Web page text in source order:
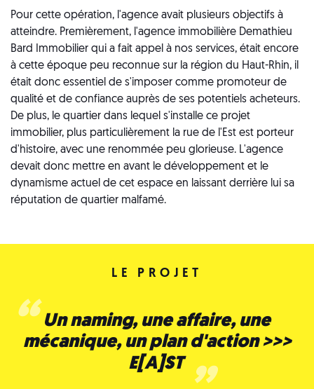
Pour cette opération, l'agence avait plusieurs objectifs à
atteindre. Premièrement, l'agence immobilière Demathieu
Bard Immobilier qui a fait appel à nos services, était encore
à cette époque peu reconnue sur la région du Haut-Rhin, il
était donc essentiel de s'imposer comme promoteur de
qualité et de confiance auprès de ses potentiels acheteurs.
De plus, le quartier dans lequel s'installe ce projet
immobilier, plus particulièrement la rue de l'Est est porteur
d'histoire, avec une renommée peu glorieuse. L'agence
devait donc mettre en avant le développement et le
dynamisme actuel de cet espace en laissant derrière lui sa
réputation de quartier malfamé.
LE PROJET
Un naming, une affaire, une
mécanique, un plan d'action >>>
E[A]ST